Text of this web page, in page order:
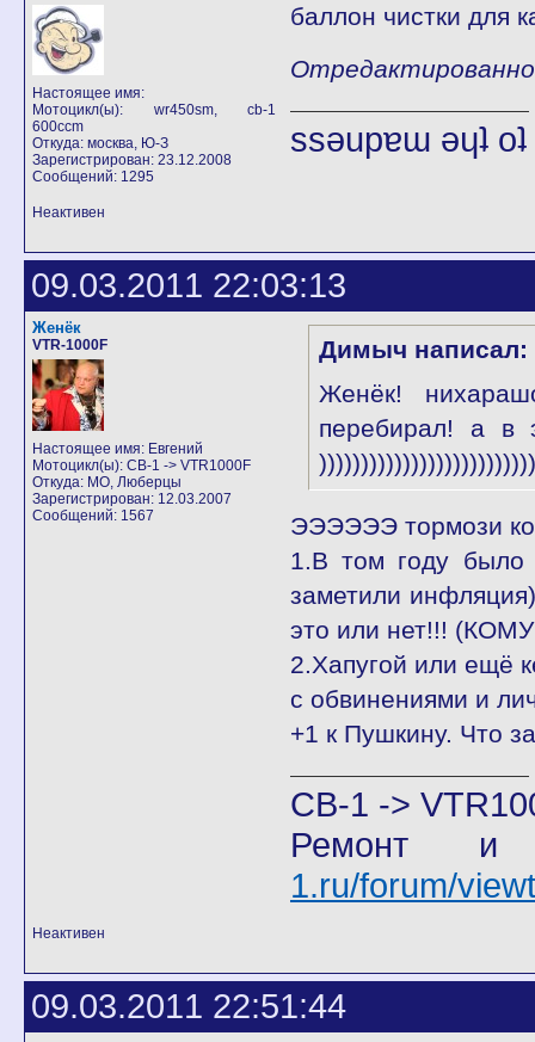
Настоящее имя:
Мотоцикл(ы): wr450sm, cb-1
600ccm
Откуда: москва, Ю-З
Зарегистрирован: 23.12.2008
Сообщений: 1295
баллон чистки для
ssǝupɐɯ ǝɥʇ
Неактивен
09.03.2011 22:03:13
Женёк
VTR-1000F
Настоящее имя: Евгений
Мотоцикл(ы): CB-1 -> VTR1000F
Откуда: МО, Люберцы
Зарегистрирован: 12.03.2007
Сообщений: 1567
Димыч написал:
Женёк!
перебирал! а в
ЭЭЭЭЭЭ тормози
1.В том году было
заметили
это или нет!!!
2.Хапугой или ещё
с обвинениями и
+1 к Пушкину. Что
CB-1 ->
Ремонт и
1.ru/forum/
Неактивен
09.03.2011 22:51:44